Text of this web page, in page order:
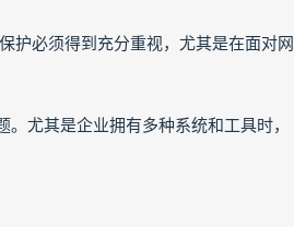
护必须得到充分重视，尤其是在面对网
尤其是企业拥有多种系统和工具时，